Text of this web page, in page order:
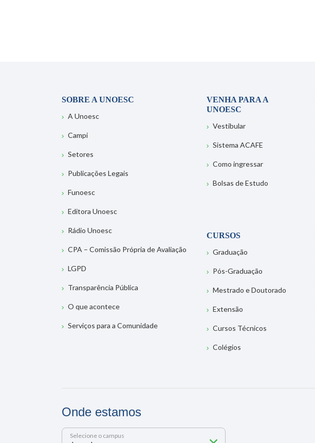
SOBRE A UNOESC
A Unoesc
Campi
Setores
Publicações Legais
Funoesc
Editora Unoesc
Rádio Unoesc
CPA – Comissão Própria de Avaliação
LGPD
Transparência Pública
O que acontece
Serviços para a Comunidade
VENHA PARA A
UNOESC
Vestibular
Sistema ACAFE
Como ingressar
Bolsas de Estudo
CURSOS
Graduação
Pós-Graduação
Mestrado e Doutorado
Extensão
Cursos Técnicos
Colégios
Onde estamos
Selecione o campus